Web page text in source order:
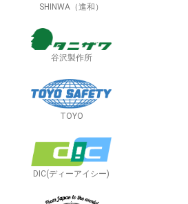
SHINWA（進和）
谷沢製作所
TOYO
DIC(ディーアイシー)